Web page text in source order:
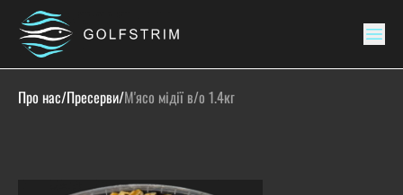
Про нас/Пресерви/М'ясо мідії в/о 1.4кг